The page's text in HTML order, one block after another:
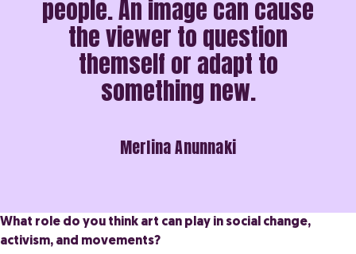
people. An image can cause
the viewer to question
themself or adapt to
something new.
Merlina Anunnaki
What role do you think art can play in social change,
activism, and movements?